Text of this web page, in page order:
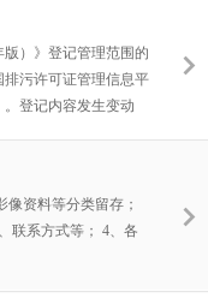
）》登记管理范围的
污许可证管理信息平
登记内容发生变动
资料等分类留存；
联系方式等； 4、各